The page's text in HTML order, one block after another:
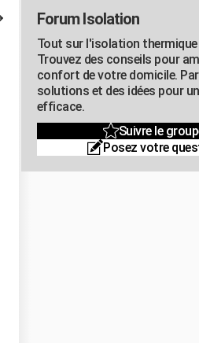
Forum Isolation
Tout sur l'isolation thermique
Trouvez des conseils pour
confort de votre domicile.
solutions et des idées pour
efficace.
Suivre le
Posez votre